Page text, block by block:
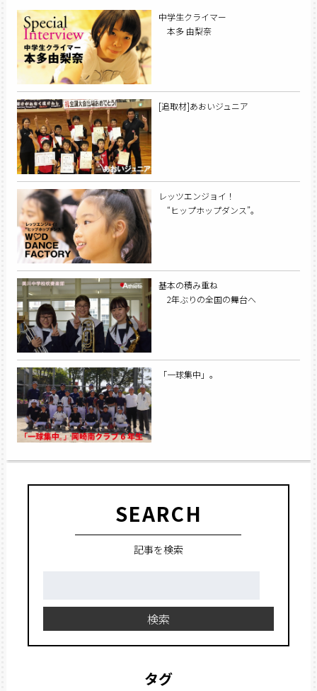
中学生クライマー
本多 由梨奈
[追取材]あおいジュニア
レッツエンジョイ！
“ヒップホップダンス”。
基本の積み重ね
2年ぶりの全国の舞台へ
「一球集中」。
SEARCH
記事を検索
検索
タグ